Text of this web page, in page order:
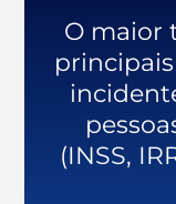
O maior
(INSS,